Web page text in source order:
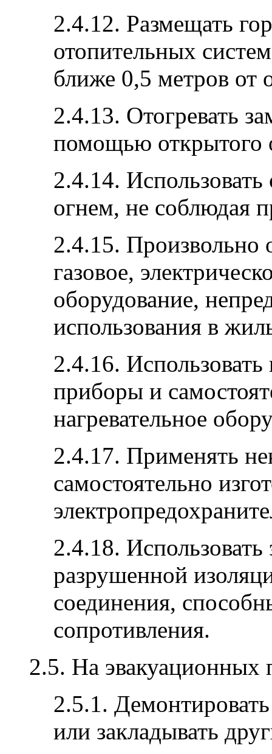
2.4.12. Размещать
отопительных
ближе 0,5 метров от
2.4.13. Отогревать
помощью открытого
2.4.14.
огнем, не соблюдая
2.4.15. Произвольно
газовое,
оборудование,
использования в
2.4.16.
приборы и
нагревательное
2.4.17. Применять
самостоятельно
2.4.18. Использовать
разрушенной
соединения,
сопротивления.
2.5. На эвакуационных
2.5.1.
или закладывать